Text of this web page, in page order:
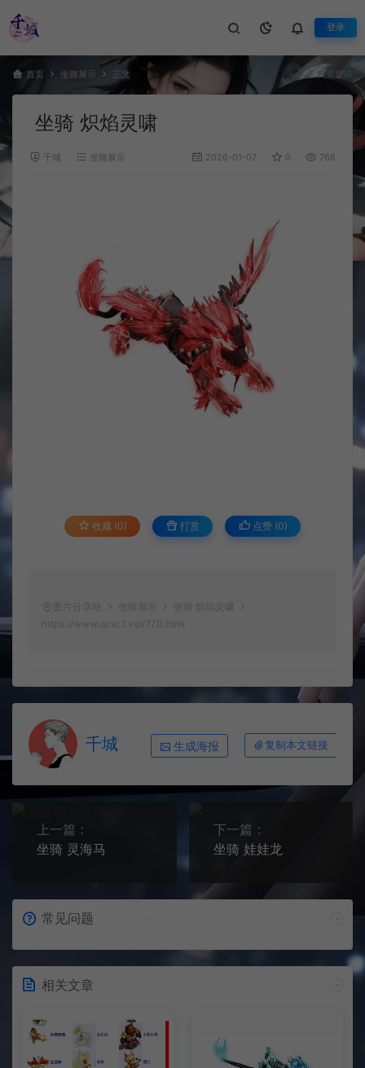
登录
首页 坐骑展示 正文 我要投稿
坐骑 炽焰灵啸
千城 坐骑展示 2026-01-07 0 766
收藏 (0) 打赏 点赞 (0)
图片分享站 坐骑展示
坐骑 炽焰灵啸
https://www.qcsc1.vip/770.html
千城 生成海报 复制本文链接
上一篇：
坐骑 灵海马
下一篇：
坐骑 娃娃龙
常见问题
相关文章